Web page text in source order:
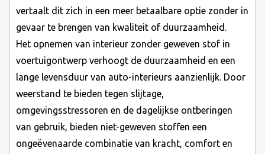
vertaalt dit zich in een meer betaalbare optie zonder in
gevaar te brengen van kwaliteit of duurzaamheid.
Het opnemen van interieur zonder geweven stof in
voertuigontwerp verhoogt de duurzaamheid en een
lange levensduur van auto-interieurs aanzienlijk. Door
weerstand te bieden tegen slijtage,
omgevingsstressoren en de dagelijkse ontberingen
van gebruik, bieden niet-geweven stoffen een
ongeëvenaarde combinatie van kracht, comfort en